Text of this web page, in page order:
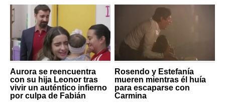
Aurora se reencuentra
con su hija Leonor tras
vivir un auténtico infierno
por culpa de Fabián
Rosendo y Estefanía
mueren mientras él huía
para escaparse con
Carmina